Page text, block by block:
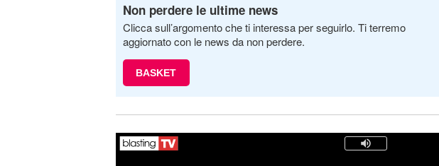
Non perdere le ultime news
Clicca sull’argomento che ti interessa per seguirlo. Ti terremo
aggiornato con le news da non perdere.
BASKET